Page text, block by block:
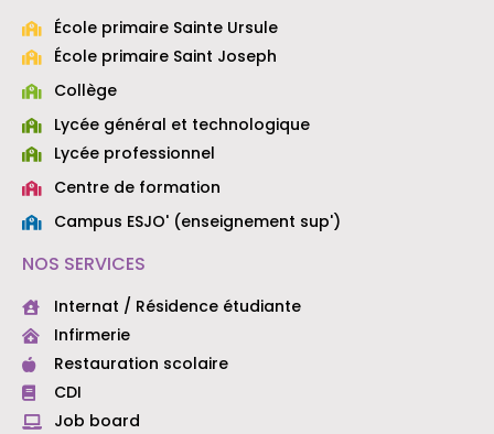
École primaire Sainte Ursule
École primaire Saint Joseph
Collège
Lycée général et technologique
Lycée professionnel
Centre de formation
Campus ESJO' (enseignement sup')
NOS SERVICES
Internat / Résidence étudiante
Infirmerie
Restauration scolaire
CDI
Job board